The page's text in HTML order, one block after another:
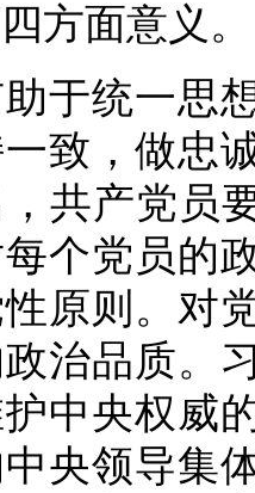
方面意义。
统一思想
致，做忠
共产党员
个党员的
原则。对
治品质。
中央权威
央领导集